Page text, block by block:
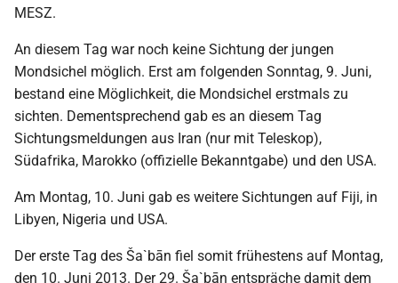
i
r
d
n
t
2022
2021
2020
2019
2018
2016
Mondsichtung
Sichtungen
Spot
Video
MESZ.
An diesem Tag war noch keine Sichtung der jungen
Mondsichel möglich. Erst am folgenden Sonntag, 9. Juni,
bestand eine Möglichkeit, die Mondsichel erstmals zu
sichten. Dementsprechend gab es an diesem Tag
Sichtungsmeldungen aus Iran (nur mit Teleskop),
Südafrika, Marokko (offizielle Bekanntgabe) und den USA.
Am Montag, 10. Juni gab es weitere Sichtungen auf Fiji, in
Libyen, Nigeria und USA.
Der erste Tag des Ša`bān fiel somit frühestens auf Montag,
den 10. Juni 2013. Der 29. Ša`bān entspräche damit dem